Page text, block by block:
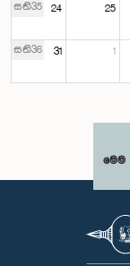
සති35 24 25
සති36 31 1
මෙම